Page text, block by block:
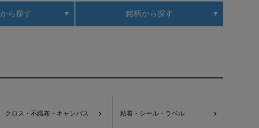
から探す 銘柄から探す
クロス・不織布・キャンバス 粘着・シール・ラベル